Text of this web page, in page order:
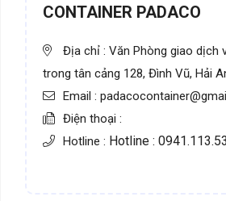
CONTAINER PADACO
Địa chỉ : Văn Phòng giao dịch
trong tân cảng 128, Đình Vũ, Hải
Email :
Điện thoại :
Hotline : Hotline :